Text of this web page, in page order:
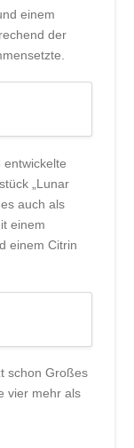
einem
der
„Lunar
auch als
einem
einem Citrin
schon Großes
vier mehr als